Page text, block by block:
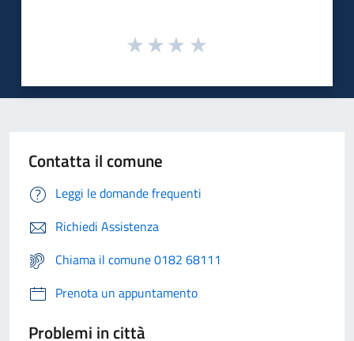
Contatta il comune
Leggi le domande frequenti
Richiedi Assistenza
Chiama il comune 0182 68111
Prenota un appuntamento
Problemi in città